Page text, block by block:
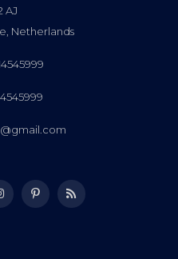
AJ
Netherlands